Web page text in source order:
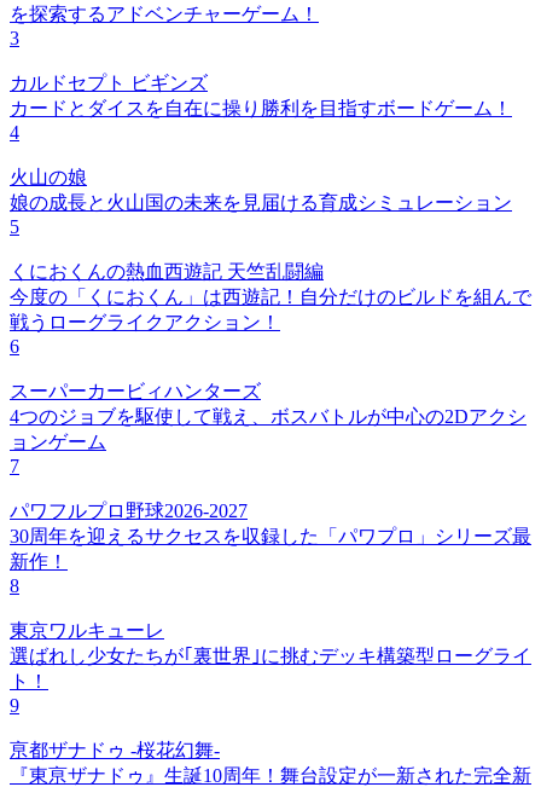
を探索するアドベンチャーゲーム！
3
カルドセプト ビギンズ
カードとダイスを自在に操り勝利を目指すボードゲーム！
4
火山の娘
娘の成長と火山国の未来を見届ける育成シミュレーション
5
くにおくんの熱血西遊記 天竺乱闘編
今度の「くにおくん」は西遊記！自分だけのビルドを組んで
戦うローグライクアクション！
6
スーパーカービィハンターズ
4つのジョブを駆使して戦え、ボスバトルが中心の2Dアクシ
ョンゲーム
7
パワフルプロ野球2026-2027
30周年を迎えるサクセスを収録した「パワプロ」シリーズ最
新作！
8
東京ワルキューレ
選ばれし少女たちが｢裏世界｣に挑むデッキ構築型ローグライ
ト！
9
亰都ザナドゥ -桜花幻舞-
『東亰ザナドゥ』生誕10周年！舞台設定が一新された完全新